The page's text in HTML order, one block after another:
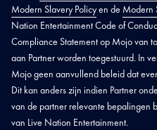
Modern Slavery Policyen de Modern
Nation Entertainment Code of
Compliance Statement op Mojo van
aan Partner worden toegestuurd. In
Mojo geen aanvullend beleid dat
Dit kan anders zijn indien Partner
van de partner relevante bepalingen
van Live Nation Entertainment.